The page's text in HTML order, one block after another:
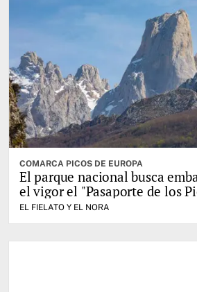
COMARCA PICOS DE EUROPA
El parque nacional busca
el vigor el "Pasaporte de los
EL FIELATO Y EL NORA